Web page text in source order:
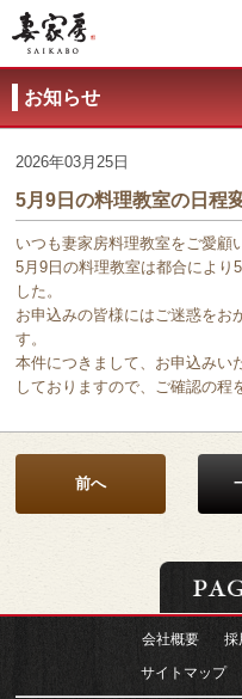
お知らせ
2026年03月25日
5月9日の料理教室の日程
いつも妻家房料理教室をご愛顧
5月9日の料理教室は都合により
した。
お申込みの皆様にはご迷惑をお
す。
本件につきまして、お申込みい
しておりますので、ご確認の程
前へ
会社概要 採
サイトマップ